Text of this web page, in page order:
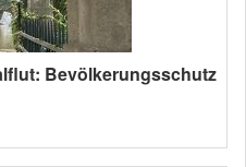
Bevölkerungsschutz